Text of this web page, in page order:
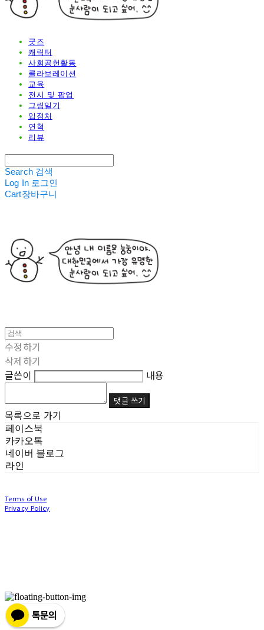
굿즈
캐릭터
사회공헌활동
콜라보레이션
교육
전시 및 팝업
그림일기
입점처
연혁
리뷰
Search 검색
Log In 로그인
Cart장바구니
수정하기
삭제하기
글쓴이
내용
댓글 쓰기
목록으로 가기
페이스북
카카오톡
네이버 블로그
라인
Terms of Use
Privacy Policy